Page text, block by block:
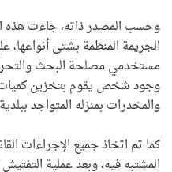
وحسب المصدر ذاته، جاءت هذه
الجريمة المنظمة بشتى أنواعها،
مستخدمي مصلحة البحث
وجود شخص يقوم بتخزين كميات
والمخدرات بمنزله المتواجد ببلدية
كما تم اتخاذ جميع الإجراءات